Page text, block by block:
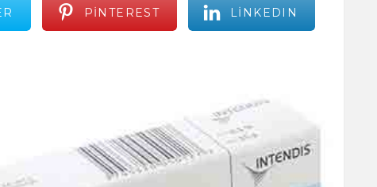
PINTEREST LINKEDIN